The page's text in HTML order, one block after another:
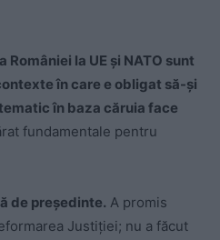
la UE și NATO sunt
în care e obligat să-și
în baza căruia face
fundamentale pentru
de președinte. A promis
Justiției; nu a făcut